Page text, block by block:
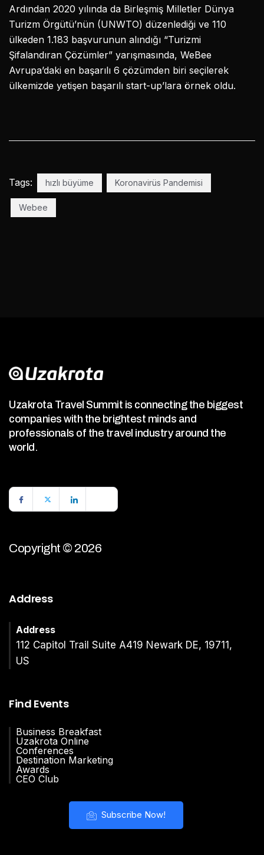
Ardından 2020 yılında da Birleşmiş Milletler Dünya
Turizm Örgütü’nün (UNWTO) düzenlediği ve 110
ülkeden 1.183 başvurunun alındığı “Turizmi
Şifalandıran Çözümler” yarışmasında, WeBee
Avrupa’daki en başarılı 6 çözümden biri seçilerek
ülkemizde yetişen başarılı start-up’lara örnek oldu.
Tags: hızlı büyüme Koronavirüs Pandemisi
Webee
Uzakrota Travel Summit is connecting the biggest
companies with the brightest minds and
professionals of the travel industry around the
world.
Copyright © 2026
Address
Address
112 Capitol Trail Suite A419 Newark DE, 19711,
US
Find Events
Business Breakfast
Uzakrota Online
Conferences
Destination Marketing
Awards
CEO Club
Subscribe Now!